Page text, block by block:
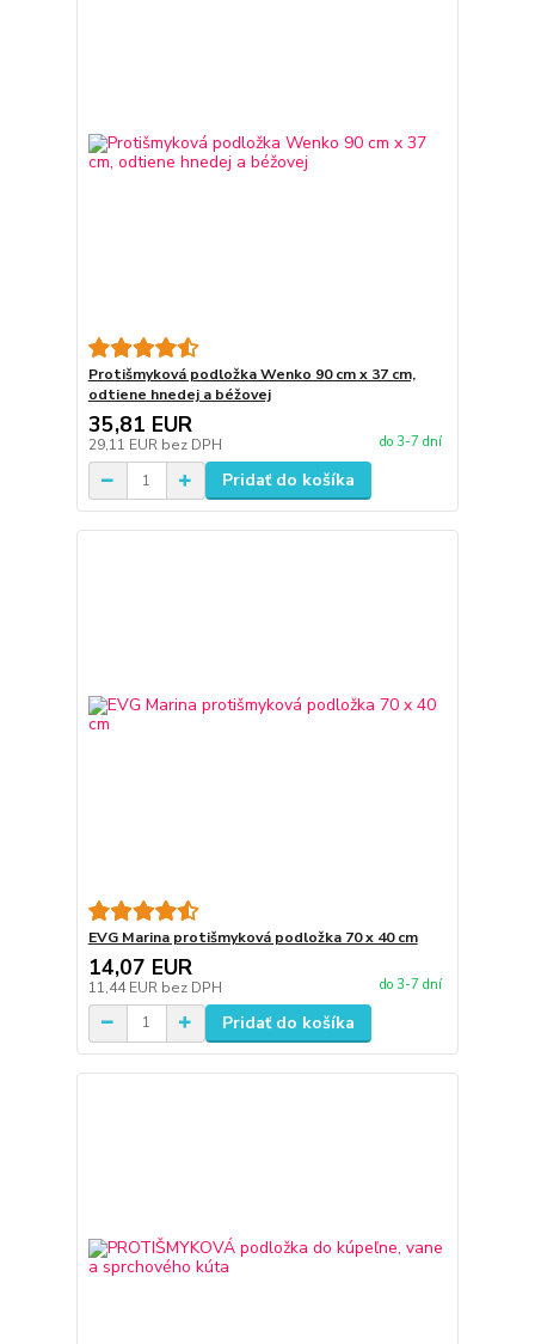
Protišmyková podložka Wenko 90 cm x 37 cm,
odtiene hnedej a béžovej
35,81 EUR
29,11 EUR bez DPH do 3-7 dní
Pridať do košíka
EVG Marina protišmyková podložka 70 x 40 cm
14,07 EUR
11,44 EUR bez DPH do 3-7 dní
Pridať do košíka